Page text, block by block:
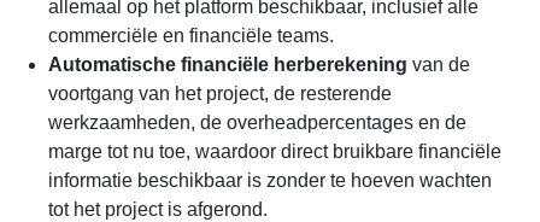
allemaal op het platform beschikbaar, inclusief alle
commerciële en financiële teams.
Automatische financiële herberekening van de
voortgang van het project, de resterende
werkzaamheden, de overheadpercentages en de
marge tot nu toe, waardoor direct bruikbare financiële
informatie beschikbaar is zonder te hoeven wachten
tot het project is afgerond.